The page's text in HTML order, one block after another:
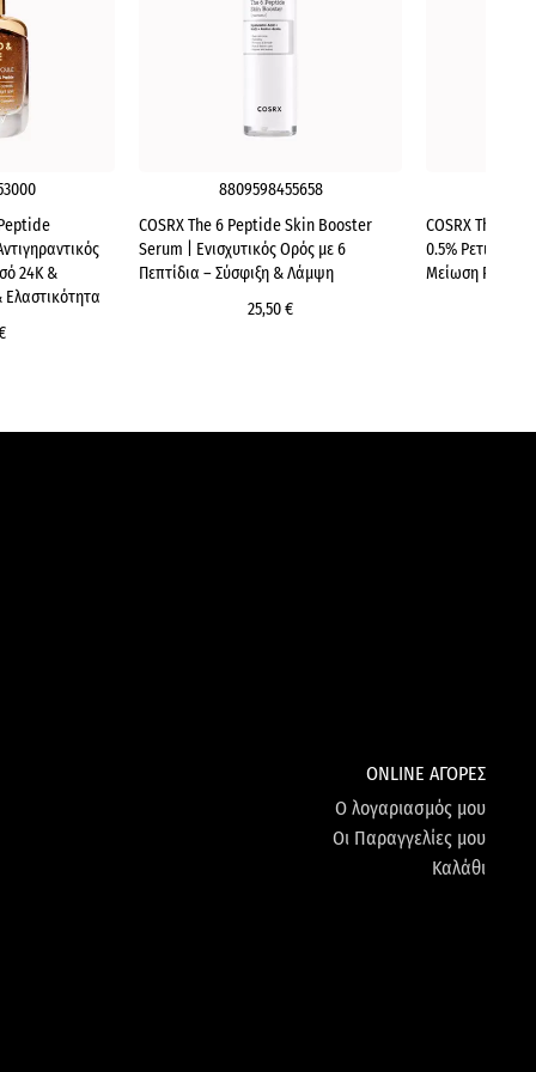
24K &
8809598455658
COSRX The 6 Peptide Skin Booster
Serum | Ενισχυτικός Ορός με 6
Πεπτίδια – Σύσφιξη & Λάμψη
25,50 €
COSRX The
0.5% Ρετινόλη
Μείωση
ONLINE ΑΓΟΡΕΣ
Ο λογαριασμός μου
Οι Παραγγελίες μου
Καλάθι